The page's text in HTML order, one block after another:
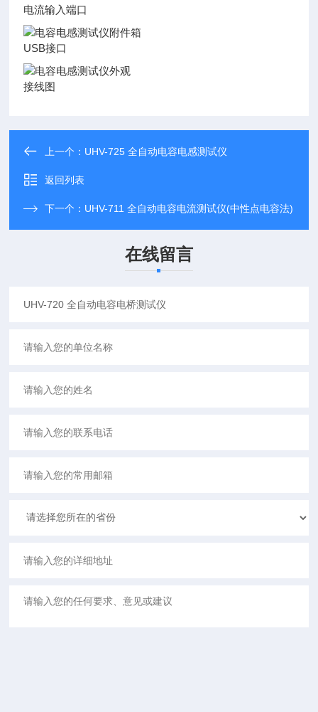
电流输入端口
USB接口
接线图
上一个： UHV-725 全自动电容电感测试仪
返回列表
下一个： UHV-711 全自动电容电流测试仪(中性点电容法)
在线留言